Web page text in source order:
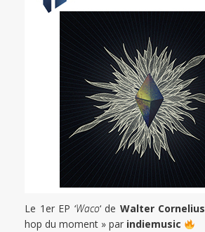
Le 1er EP ‘Waco‘ de Walter Cornelius
hop du moment » par indiemusic